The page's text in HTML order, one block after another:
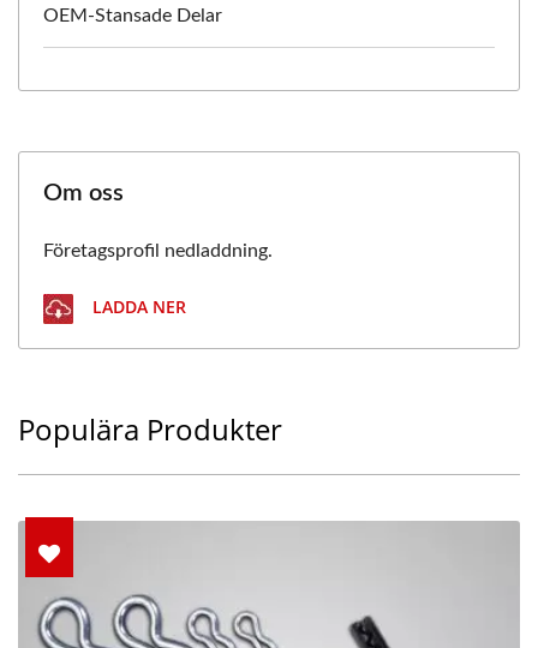
OEM-Stansade Delar
Om oss
Företagsprofil nedladdning.
LADDA NER
Populära Produkter